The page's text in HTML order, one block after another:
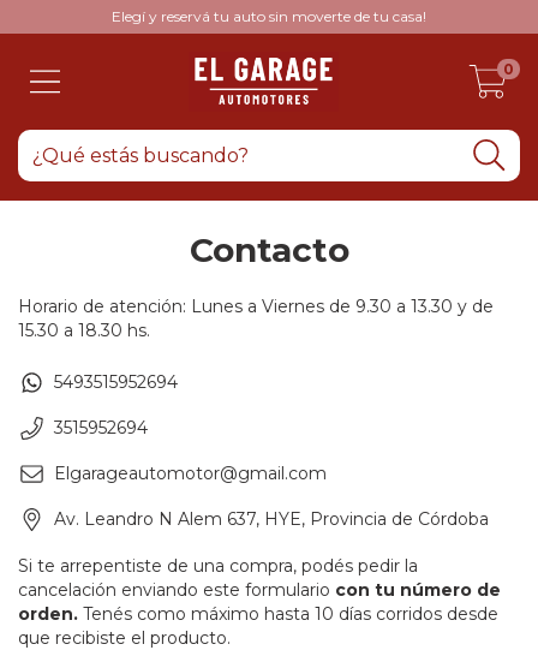
Elegí y reservá tu auto sin moverte de tu casa!
0
Contacto
Horario de atención: Lunes a Viernes de 9.30 a 13.30 y de
15.30 a 18.30 hs.
5493515952694
3515952694
Elgarageautomotor@gmail.com
Av. Leandro N Alem 637, HYE, Provincia de Córdoba
Si te arrepentiste de una compra, podés pedir la
cancelación enviando este formulario con tu número de
orden. Tenés como máximo hasta 10 días corridos desde
que recibiste el producto.